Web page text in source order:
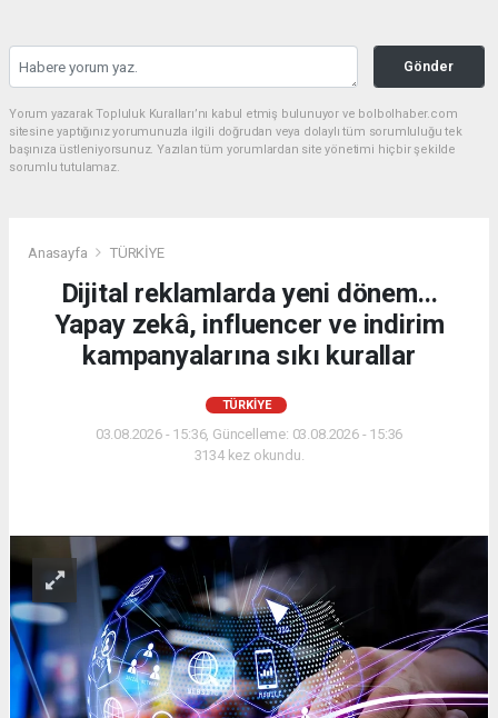
Gönder
Yorum yazarak Topluluk Kuralları’nı kabul etmiş bulunuyor ve bolbolhaber.com
sitesine yaptığınız yorumunuzla ilgili doğrudan veya dolaylı tüm sorumluluğu tek
başınıza üstleniyorsunuz. Yazılan tüm yorumlardan site yönetimi hiçbir şekilde
sorumlu tutulamaz.
Anasayfa TÜRKİYE
Dijital reklamlarda yeni dönem...
Yapay zekâ, influencer ve indirim
kampanyalarına sıkı kurallar
TÜRKİYE
03.08.2026 - 15:36, Güncelleme: 03.08.2026 - 15:36
3134 kez okundu.